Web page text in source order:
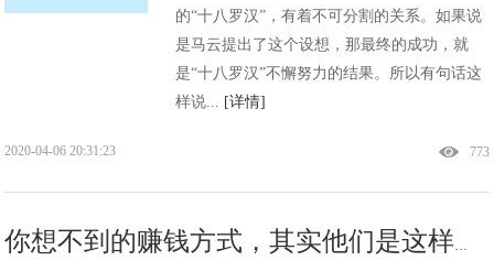
的“十八罗汉”，有着不可分割的关系。如果说
是马云提出了这个设想，那最终的成功，就
是“十八罗汉”不懈努力的结果。所以有句话这
样说... [详情]
773
2020-04-06 20:31:23
你想不到的赚钱方式，其实他们是这样盈利的